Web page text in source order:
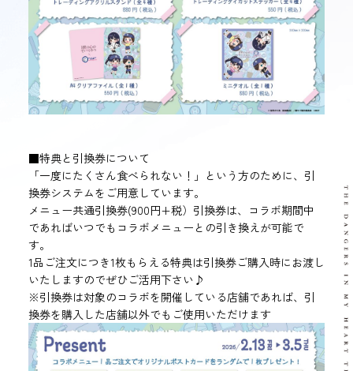
■特典と引換券について
「一度にたくさん食べられない！」という方のために、引
換券システムをご用意しています。
メニュー共通引換券(900円+税）引換券は、コラボ期間中
であればいつでもコラボメニューとの引き換えが可能で
す。
1品ご注文につき1枚もらえる特典は引換券ご購入時にお渡し
いたしますのでぜひご活用下さい♪
※引換券は対象のコラボを開催している店舗であれば、引
換券を購入した店舗以外でもご使用いただけます